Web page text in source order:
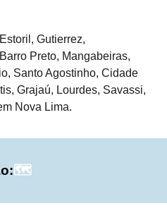
Gutierrez,
Preto, Mangabeiras,
Santo Agostinho, Cidade
Grajaú, Lourdes, Savassi,
Nova Lima.
🗺️